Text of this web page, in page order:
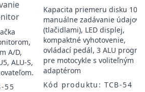
A/D,
ALU-S,
55
Kapacita priemeru disku 10-
manuálne zadávanie údajov
(tlačidlami), LED displej,
kompaktné vyhotovenie,
ovládací pedál, 3 ALU
pre motocykle s voliteľným
adaptérom
Kód produktu: TCB-54